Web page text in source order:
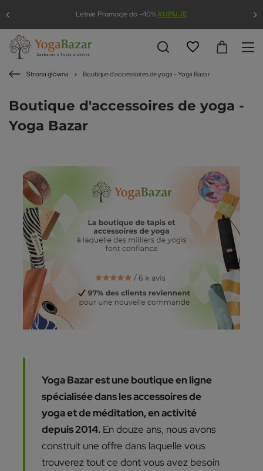
Strona główna Boutique d'accessoires de yoga - Yoga Bazar
Boutique d'accessoires de yoga -
Yoga Bazar
Yoga Bazar est une boutique en ligne
spécialisée dans les accessoires de
yoga et de méditation, en activité
depuis 2014. En douze ans, nous avons
construit une offre dans laquelle vous
trouverez tout ce dont vous avez besoin
Letnie Promocje do -40% KUPUJĘ